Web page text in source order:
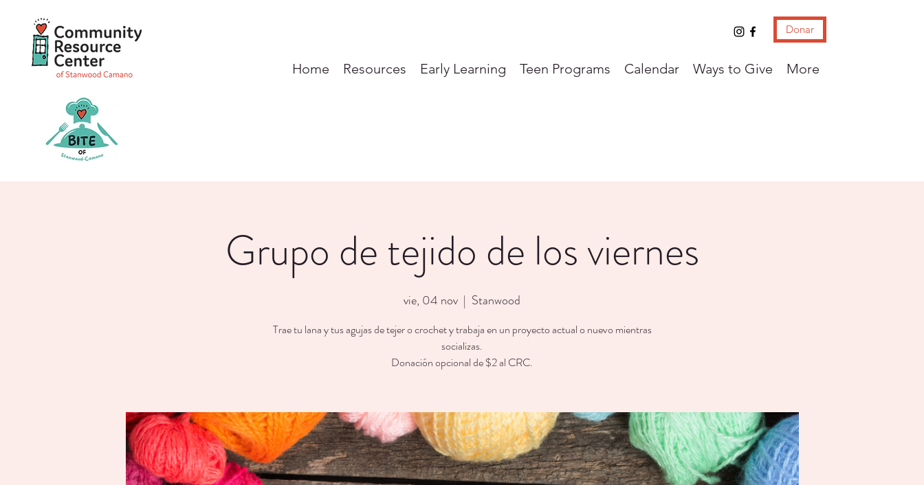
Donar
Home Resources Early Learning Teen Programs Calendar Ways to Give More
Grupo de tejido de los viernes
vie, 04 nov
  |
Stanwood
Trae tu lana y tus agujas de tejer o crochet y trabaja en un proyecto actual o nuevo mientras
socializas.
Donación opcional de $2 al CRC.